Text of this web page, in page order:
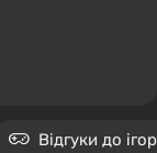
Відгуки до